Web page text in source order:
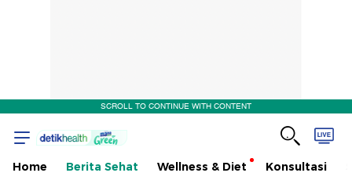
SCROLL TO CONTINUE WITH CONTENT
Home Berita Sehat Wellness & Diet Konsultasi